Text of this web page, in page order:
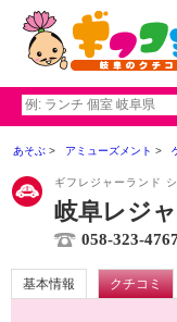
あそぶ アミューズメント
ギフレジャーランド
岐阜レジ
058-323-4767
基本情報 クチコミ